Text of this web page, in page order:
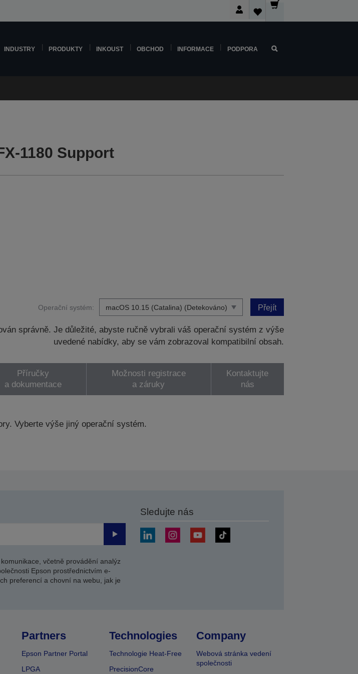
INDUSTRY PRODUKTY INKOUST OBCHOD INFORMACE PODPORA
1180 Support
Operační systém: Přejít
správně. Je důležité, abyste ručně vybrali váš operační systém z výše
uvedené nabídky, aby se vám zobrazoval kompatibilní obsah.
Příručky
a dokumentace
Možnosti registrace
a záruky
Kontaktujte
nás
Vyberte výše jiný operační systém.
Odeslat
včetně provádění analýz
Epson prostřednictvím e-
preferencí a chovní na webu, jak je
Sledujte nás
Partners
Epson Partner Portal
LPGA
Technologies
Technologie Heat-Free
PrecisionCore
Company
Webová stránka vedení
společnosti